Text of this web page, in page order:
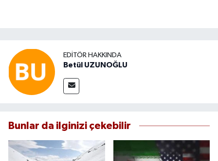
EDITÖR HAKKINDA
Betül UZUNOĞLU
Bunlar da ilginizi çekebilir